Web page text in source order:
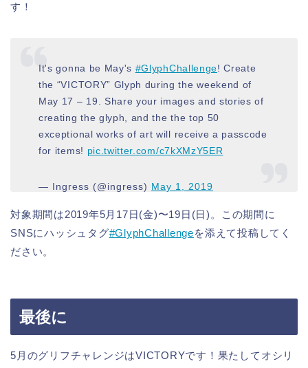
す！
It's gonna be May's #GlyphChallenge! Create
the “VICTORY” Glyph during the weekend of
May 17 – 19. Share your images and stories of
creating the glyph, and the the top 50
exceptional works of art will receive a passcode
for items! pic.twitter.com/c7kXMzY5ER
— Ingress (@ingress) May 1, 2019
対象期間は2019年5月17日(金)〜19日(日)。この期間に
SNSにハッシュタグ#GlyphChallengeを添えて投稿してく
ださい。
最後に
5月のグリフチャレンジはVICTORYです！果たしてオシリ